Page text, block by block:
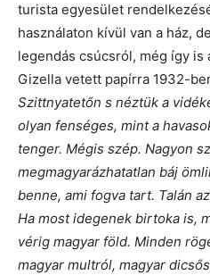
turista egyesület
használaton kívül van a ház,
legendás csúcsról, még így is
Gizella vetett papírra 1932-
Szittnyatetőn s néztük a
olyan fenséges, mint a
tenger. Mégis szép. Nagyon
megmagyarázhatatlan báj
benne, ami fogva tart. Talán
Ha most idegenek birtoka is,
vérig magyar föld. Minden
magyar multról, magyar